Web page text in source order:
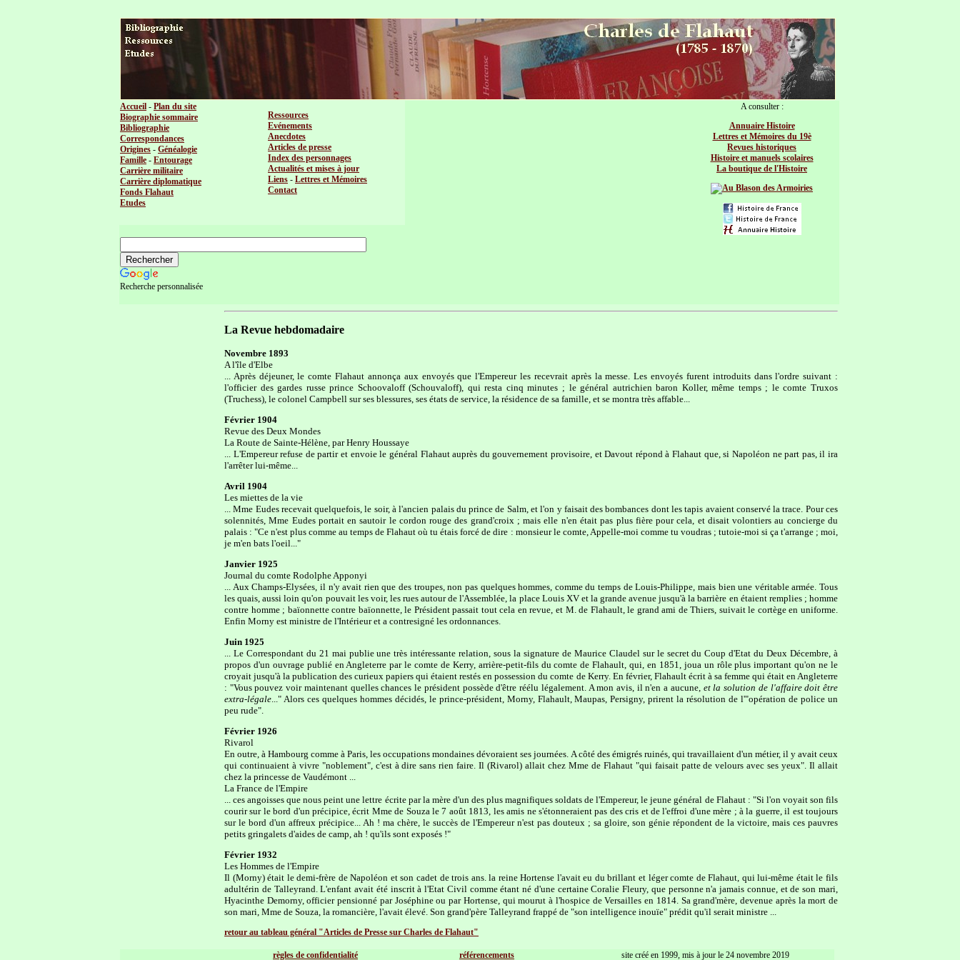
Accueil - Plan du site
Biographie sommaire
Bibliographie
Correspondances
Origines - Généalogie
Famille - Entourage
Carrière militaire
Carrière diplomatique
Fonds Flahaut
Etudes
Ressources
Evénements
Anecdotes
Articles de presse
Index des personnages
Actualités et mises à jour
Liens - Lettres et Mémoires
Contact
A consulter :
Annuaire Histoire
Lettres et Mémoires du 19è
Revues historiques
Histoire et manuels scolaires
La boutique de l'Histoire
Recherche personnalisée
La Revue hebdomadaire
Novembre 1893
A l'île d'Elbe
... Après déjeuner, le comte Flahaut annonça aux envoyés que l'Empereur les recevrait après la messe. Les envoyés furent introduits dans l'ordre suivant :
l'officier des gardes russe prince Schoovaloff (Schouvaloff), qui resta cinq minutes ; le général autrichien baron Koller, même temps ; le comte Truxos
(Truchess), le colonel Campbell sur ses blessures, ses états de service, la résidence de sa famille, et se montra très affable...
Février 1904
Revue des Deux Mondes
La Route de Sainte-Hélène, par Henry Houssaye
... L'Empereur refuse de partir et envoie le général Flahaut auprès du gouvernement provisoire, et Davout répond à Flahaut que, si Napoléon ne part pas, il ira
l'arrêter lui-même...
Avril 1904
Les miettes de la vie
... Mme Eudes recevait quelquefois, le soir, à l'ancien palais du prince de Salm, et l'on y faisait des bombances dont les tapis avaient conservé la trace. Pour ces
solennités, Mme Eudes portait en sautoir le cordon rouge des grand'croix ; mais elle n'en était pas plus fière pour cela, et disait volontiers au concierge du
palais : "Ce n'est plus comme au temps de Flahaut où tu étais forcé de dire : monsieur le comte, Appelle-moi comme tu voudras ; tutoie-moi si ça t'arrange ; moi,
je m'en bats l'oeil..."
Janvier 1925
Journal du comte Rodolphe Apponyi
... Aux Champs-Elysées, il n'y avait rien que des troupes, non pas quelques hommes, comme du temps de Louis-Philippe, mais bien une véritable armée. Tous
les quais, aussi loin qu'on pouvait les voir, les rues autour de l'Assemblée, la place Louis XV et la grande avenue jusqu'à la barrière en étaient remplies ; homme
contre homme ; baïonnette contre baïonnette, le Président passait tout cela en revue, et M. de Flahault, le grand ami de Thiers, suivait le cortège en uniforme.
Enfin Morny est ministre de l'Intérieur et a contresigné les ordonnances.
Juin 1925
... Le Correspondant du 21 mai publie une très intéressante relation, sous la signature de Maurice Claudel sur le secret du Coup d'Etat du Deux Décembre, à
propos d'un ouvrage publié en Angleterre par le comte de Kerry, arrière-petit-fils du comte de Flahault, qui, en 1851, joua un rôle plus important qu'on ne le
croyait jusqu'à la publication des curieux papiers qui étaient restés en possession du comte de Kerry. En février, Flahault écrit à sa femme qui était en Angleterre
: "Vous pouvez voir maintenant quelles chances le président possède d'être réélu légalement. A mon avis, il n'en a aucune, et la solution de l'affaire doit être
extra-légale ..." Alors ces quelques hommes décidés, le prince-président, Morny, Flahault, Maupas, Persigny, prirent la résolution de l'"opération de police un
peu rude".
Février 1926
Rivarol
En outre, à Hambourg comme à Paris, les occupations mondaines dévoraient ses journées. A côté des émigrés ruinés, qui travaillaient d'un métier, il y avait ceux
qui continuaient à vivre "noblement", c'est à dire sans rien faire. Il (Rivarol) allait chez Mme de Flahaut "qui faisait patte de velours avec ses yeux". Il allait
chez la princesse de Vaudémont ...
La France de l'Empire
... ces angoisses que nous peint une lettre écrite par la mère d'un des plus magnifiques soldats de l'Empereur, le jeune général de Flahaut : "Si l'on voyait son fils
courir sur le bord d'un précipice, écrit Mme de Souza le 7 août 1813, les amis ne s'étonneraient pas des cris et de l'effroi d'une mère ; à la guerre, il est toujours
sur le bord d'un affreux précipice... Ah ! ma chère, le succès de l'Empereur n'est pas douteux ; sa gloire, son génie répondent de la victoire, mais ces pauvres
petits gringalets d'aides de camp, ah ! qu'ils sont exposés !"
Février 1932
Les Hommes de l'Empire
Il (Morny) était le demi-frère de Napoléon et son cadet de trois ans. la reine Hortense l'avait eu du brillant et léger comte de Flahaut, qui lui-même était le fils
adultérin de Talleyrand. L'enfant avait été inscrit à l'Etat Civil comme étant né d'une certaine Coralie Fleury, que personne n'a jamais connue, et de son mari,
Hyacinthe Demorny, officier pensionné par Joséphine ou par Hortense, qui mourut à l'hospice de Versailles en 1814. Sa grand'mère, devenue après la mort de
son mari, Mme de Souza, la romancière, l'avait élevé. Son grand'père Talleyrand frappé de "son intelligence inouïe" prédit qu'il serait ministre ...
retour au tableau général "Articles de Presse sur Charles de Flahaut"
règles de confidentialité référencements site créé en 1999, mis à jour le 24 novembre 2019